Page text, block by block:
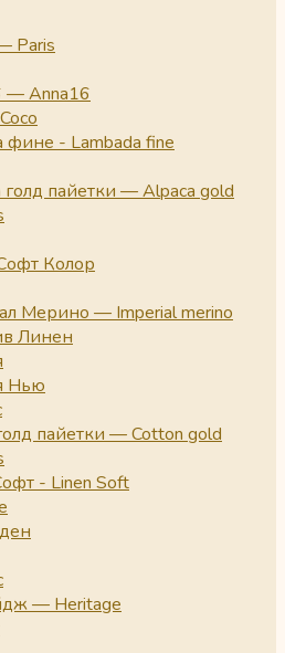
Paris
— Anna16
фине - Lambada fine
голд пайетки — Alpaca gold
Колор
Мерино — Imperial merino
Линен
Нью
пайетки — Cotton gold
- Linen Soft
— Heritage